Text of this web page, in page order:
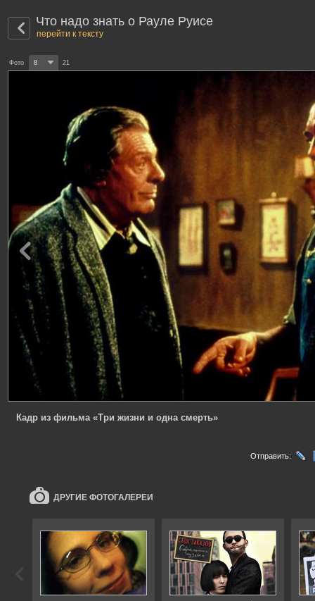
Что надо знать о Рауле Руисе
перейти к тексту
Фото 8 21
Кадр из фильма «Три жизни и одна смерть»
Отправить:
ДРУГИЕ ФОТОГАЛЕРЕИ